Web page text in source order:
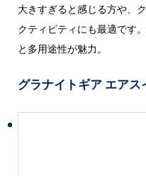
大きすぎると感じる方や、
クティビティにも最適です
と多用途性が魅力。
グラナイトギア エアス